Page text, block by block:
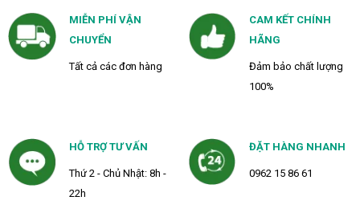
MIỄN PHÍ VẬN
CHUYỂN
Tất cả các đơn hàng
CAM KẾT CHÍNH
HÃNG
Đảm bảo chất lượng
100%
HỖ TRỢ TƯ VẤN
Thứ 2 - Chủ Nhật: 8h -
22h
ĐẶT HÀNG NHANH
0962 15 86 61